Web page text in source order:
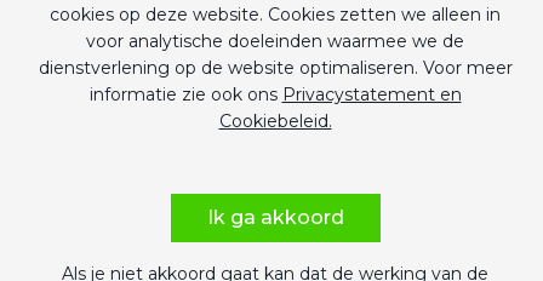
Copyright © 2026 - nu:branding B.V.
cookies op deze website. Cookies zetten we alleen in
voor analytische doeleinden waarmee we de
dienstverlening op de website optimaliseren. Voor meer
informatie zie ook ons Privacystatement en
Cookiebeleid.
Ik ga akkoord
Als je niet akkoord gaat kan dat de werking van de